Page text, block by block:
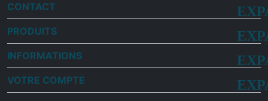
CONTACT
PRODUITS
INFORMATIONS
VOTRE COMPTE